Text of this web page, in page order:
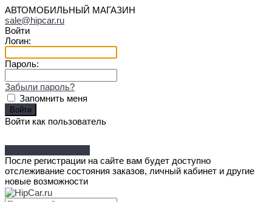
АВТОМОБИЛЬНЫЙ МАГАЗИН
sale@hipcar.ru
Войти
Логин:
Пароль:
Забыли пароль?
Запомнить меня
Войти как пользователь
После регистрации на сайте вам будет доступно
отслеживание состояния заказов, личный кабинет и другие
новые возможности